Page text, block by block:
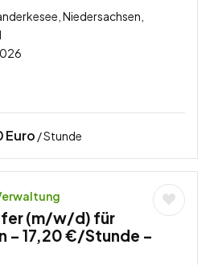
Niedersachsen,
Euro / Stunde
(m/w/d) für
– 17,20 €/Stunde –